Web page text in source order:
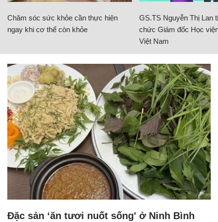
Chăm sóc sức khỏe cần thực hiện
ngay khi cơ thể còn khỏe
GS.TS Nguyễn Thị Lan
chức Giám đốc Học
Việt Nam
Đặc sản ‘ăn tươi nuốt sống' ở Ninh Bình